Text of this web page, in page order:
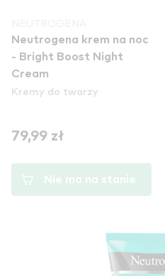
Neutrogena krem na noc
- Bright Boost Night
Cream
Kremy do twarzy
79,99 zł
Nie ma na stanie